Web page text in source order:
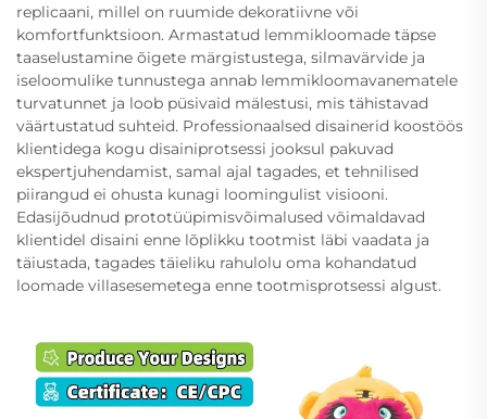
replicaani, millel on ruumide dekoratiivne või
komfortfunktsioon. Armastatud lemmikloomade täpse
taaselustamine õigete märgistustega, silmavärvide ja
iseloomulike tunnustega annab lemmikloomavanematele
turvatunnet ja loob püsivaid mälestusi, mis tähistavad
väärtustatud suhteid. Professionaalsed disainerid koostöös
klientidega kogu disainiprotsessi jooksul pakuvad
ekspertjuhendamist, samal ajal tagades, et tehnilised
piirangud ei ohusta kunagi loomingulist visiooni.
Edasijõudnud prototüüpimisvõimalused võimaldavad
klientidel disaini enne lõplikku tootmist läbi vaadata ja
täiustada, tagades täieliku rahulolu oma kohandatud
loomade villasesemetega enne tootmisprotsessi algust.